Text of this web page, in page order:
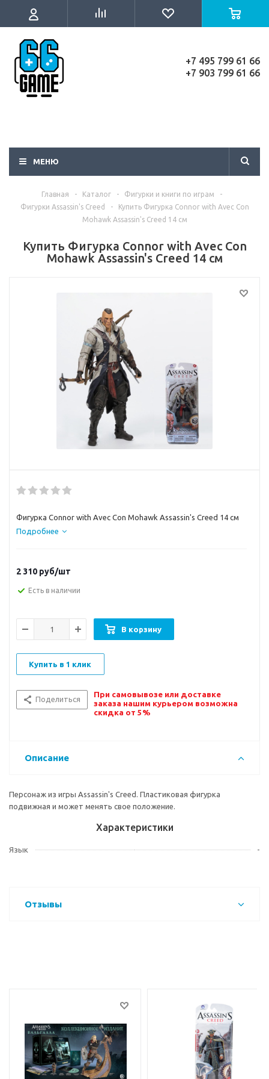
+7 495 799 61 66
+7 903 799 61 66
МЕНЮ
Главная - Каталог - Фигурки и книги по играм
-
Фигурки Assassin's Creed
-
Купить Фигурка Connor with Avec Con
Mohawk Assassin's Creed 14 см
Купить Фигурка Connor with Avec Con
Mohawk Assassin's Creed 14 см
Фигурка Connor with Avec Con Mohawk Assassin's Creed 14 см
Подробнее
2 310 руб/шт
Есть в наличии
В корзину
Купить в 1 клик
Поделиться
При самовывозе или доставке
заказа нашим курьером возможна
скидка от 5%
Описание
Персонаж из игры Assassin's Creed. Пластиковая фигурка
подвижная и может менять свое положение.
Характеристики
Язык -
Отзывы